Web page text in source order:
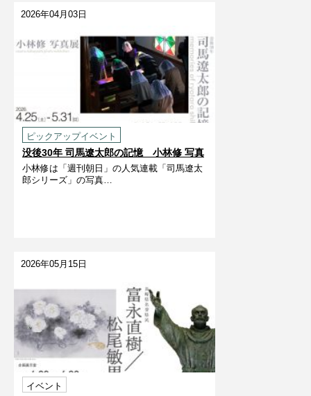
2026年04月03日
ピックアップイベント
没後30年 司馬遼󠄁太郎の記憶 小林修 写真
展
小林修は「週刊朝日」の人気連載「司馬遼󠄁太
郎シリーズ」の写真…
2026年05月15日
イベント